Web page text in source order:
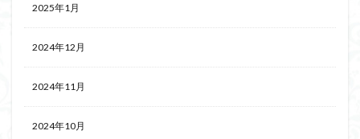
2025年1月
2024年12月
2024年11月
2024年10月